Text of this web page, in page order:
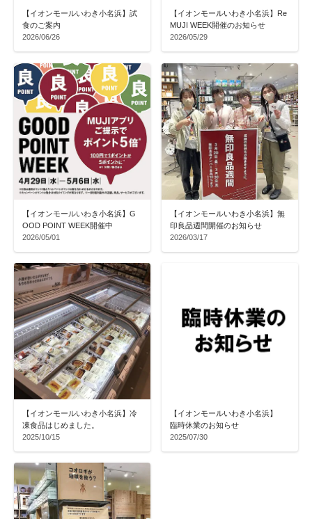
【イオンモールいわき小名浜】試
食のご案内
2026/06/26
【イオンモールいわき小名浜】Re
MUJI WEEK開催のお知らせ
2026/05/29
【イオンモールいわき小名浜】G
OOD POINT WEEK開催中
2026/05/01
【イオンモールいわき小名浜】無
印良品週間開催のお知らせ
2026/03/17
【イオンモールいわき小名浜】冷
凍食品はじめました。
2025/10/15
【イオンモールいわき小名浜】
臨時休業のお知らせ
2025/07/30